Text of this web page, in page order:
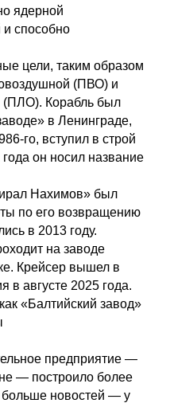
ядерной
и способно
цели, таким образом
(ПВО) и
(ПЛО). Корабль был
в Ленинграде,
го, вступил в строй
он носил название
Нахимов» был
по его возвращению
в 2013 году.
на заводе
Крейсер вышел в
в августе 2025 года.
«Балтийский завод»
предприятие —
— построило более
новостей — у